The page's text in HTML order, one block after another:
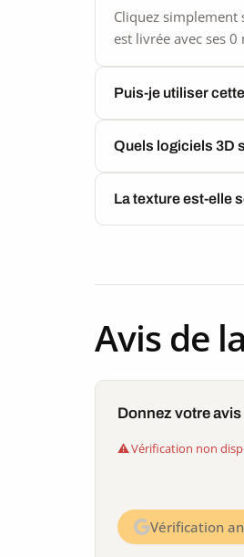
Cliquez simplement
est livrée avec ses
Puis-je utiliser
Quels logiciels 3D
La texture est-elle
Avis de
Donnez votre
Vérification non
Vérification